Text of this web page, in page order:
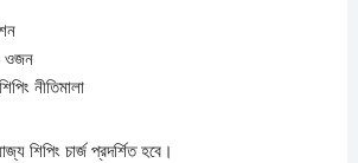
ওজন
নীতিমালা
শিপিং চার্জ প্রদর্শিত হবে।